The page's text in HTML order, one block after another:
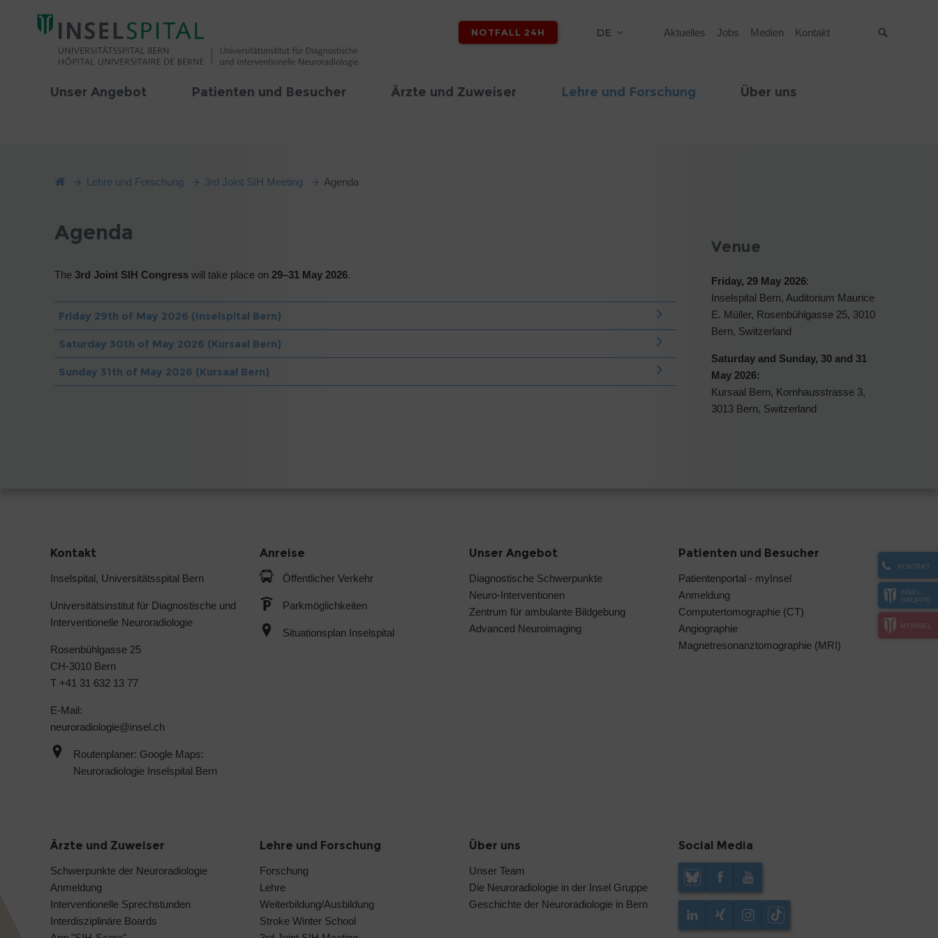
NOTFALL 24H DE Aktuelles Jobs Medien Kontakt
Unser Angebot Patienten und Besucher Ärzte und Zuweiser Lehre und Forschung Über uns
KONTAKT
INSEL
GRUPPE
MYINSEL
Lehre und Forschung 3rd Joint SIH Meeting Agenda
Agenda
The 3rd Joint SIH Congress will take place on 29–31 May 2026.
Friday 29th of May 2026 (Inselspital Bern)
Saturday 30th of May 2026 (Kursaal Bern)
Sunday 31th of May 2026 (Kursaal Bern)
Venue
Friday, 29 May 2026:
Inselspital Bern, Auditorium Maurice
E. Müller, Rosenbühlgasse 25, 3010
Bern, Switzerland
Saturday and Sunday, 30 and 31
May 2026:
Kursaal Bern, Kornhausstrasse 3,
3013 Bern, Switzerland
Kontakt
Inselspital, Universitätsspital Bern
Universitätsinstitut für Diagnostische und
Interventionelle Neuroradiologie
Rosenbühlgasse 25
CH-3010 Bern
T +41 31 632 13 77
E-Mail:
neuroradiologie@insel.ch
Routenplaner: Google Maps:
Neuroradiologie Inselspital Bern
Anreise
Öffentlicher Verkehr
Parkmöglichkeiten
Situationsplan Inselspital
Unser Angebot
Diagnostische Schwerpunkte
Neuro-Interventionen
Zentrum für ambulante Bildgebung
Advanced Neuroimaging
Patienten und Besucher
Patientenportal - myInsel
Anmeldung
Computertomographie (CT)
Angiographie
Magnetresonanztomographie (MRI)
Ärzte und Zuweiser
Schwerpunkte der Neuroradiologie
Anmeldung
Interventionelle Sprechstunden
Interdisziplinäre Boards
Lehre und Forschung
Forschung
Lehre
Weiterbildung/Ausbildung
Stroke Winter School
Über uns
Unser Team
Die Neuroradiologie in der Insel Gruppe
Geschichte der Neuroradiologie in Bern
Social Media